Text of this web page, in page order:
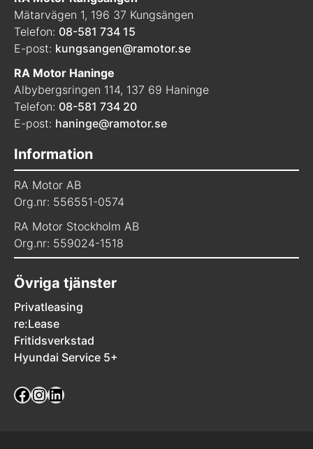
Mätarvägen 1, 196 37 Kungsängen
Telefon: 08-581 734 15
E-post: kungsangen@ramotor.se
RA Motor Haninge
Albybergsringen 114, 137 69 Haninge
Telefon: 08-581 734 20
E-post: haninge@ramotor.se
Information
RA Motor AB
Org.nr: 556551-0574
RA Motor Stockholm AB
Org.nr: 559024-1518
Övriga tjänster
Privatleasing
re:Lease
Fritidsverkstad
Hyundai Service 5+
Facebook
Instagram
LinkedIn